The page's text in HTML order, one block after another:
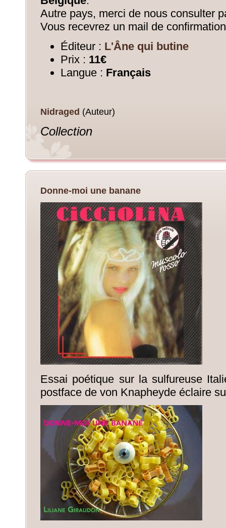
Autre pays, merci de nous consulter
Vous recevrez un mail de
Éditeur : L'Âne qui butine
Prix : 11€
Langue : Français
Nidraged (Auteur)
Collection
Donne-moi une banane
Essai poétique sur la sulfureuse
postface de von Knapheyde éclaire